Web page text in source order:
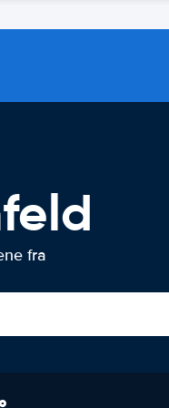
fra